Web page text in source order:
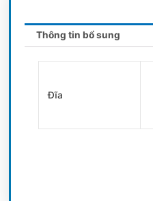
Thông tin bổ sung
Đĩa